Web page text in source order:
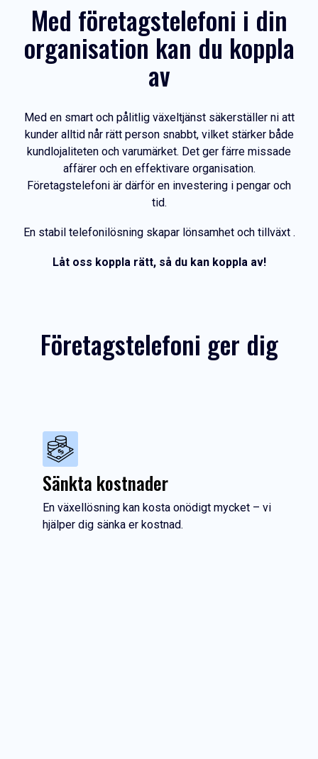
Med företagstelefoni i din
organisation kan du koppla
av
Med en smart och pålitlig växeltjänst säkerställer ni att
kunder alltid når rätt person snabbt, vilket stärker både
kundlojaliteten och varumärket. Det ger färre missade
affärer och en effektivare organisation.
Företagstelefoni är därför en investering i pengar och
tid.
En stabil telefonilösning skapar lönsamhet och tillväxt .
Låt oss koppla rätt, så du kan koppla av!
Företagstelefoni ger dig
Sänkta kostnader
En växellösning kan kosta onödigt mycket – vi
hjälper dig sänka er kostnad.